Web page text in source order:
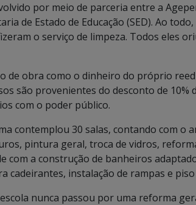
por meio de parceria entre a
de Estado de Educação (SED). Ao
o serviço de limpeza. Todos eles
de obra como o dinheiro do próprio
são provenientes do desconto de 10%
com o poder público.
contemplou 30 salas, contando com o
pintura geral, troca de vidros,
com a construção de banheiros
cadeirantes, instalação de rampas e
nunca passou por uma reforma